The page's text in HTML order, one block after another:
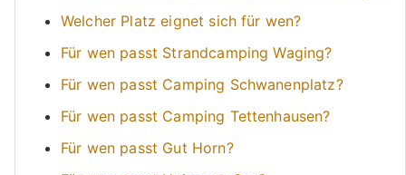
Welcher Platz eignet sich für wen?
Für wen passt Strandcamping Waging?
Für wen passt Camping Schwanenplatz?
Für wen passt Camping Tettenhausen?
Für wen passt Gut Horn?